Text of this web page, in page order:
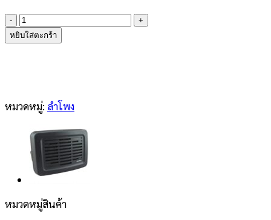
จำนวน
YAESU
SP-
หยิบใส่ตะกร้า
หมวดหมู่: ลำโพง
หมวดหมู่สินค้า